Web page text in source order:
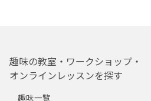
趣味の教室・ワークショップ・
オンラインレッスンを探す
趣味一覧